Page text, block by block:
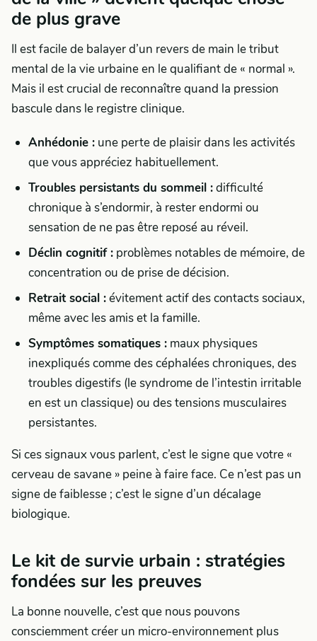
de plus grave
Il est facile de balayer d’un revers de main le tribut
mental de la vie urbaine en le qualifiant de « normal ».
Mais il est crucial de reconnaître quand la pression
bascule dans le registre clinique.
Anhédonie : une perte de plaisir dans les activités
que vous appréciez habituellement.
Troubles persistants du sommeil :difficulté
chronique à s’endormir, à rester endormi ou
sensation de ne pas être reposé au réveil.
Déclin cognitif : problèmes notables de mémoire, de
concentration ou de prise de décision.
Retrait social :évitement actif des contacts sociaux,
même avec les amis et la famille.
Symptômes somatiques : maux physiques
inexpliqués comme des céphalées chroniques, des
troubles digestifs (le syndrome de l’intestin irritable
en est un classique) ou des tensions musculaires
persistantes.
Si ces signaux vous parlent, c’est le signe que votre «
cerveau de savane » peine à faire face. Ce n’est pas un
signe de faiblesse ; c’est le signe d’un décalage
biologique.
Le kit de survie urbain : stratégies
fondées sur les preuves
La bonne nouvelle, c’est que nous pouvons
consciemment créer un micro-environnement plus